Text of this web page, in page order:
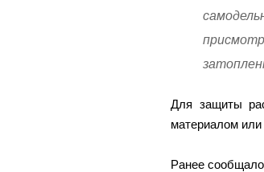
Для защиты
материалом
Ранее